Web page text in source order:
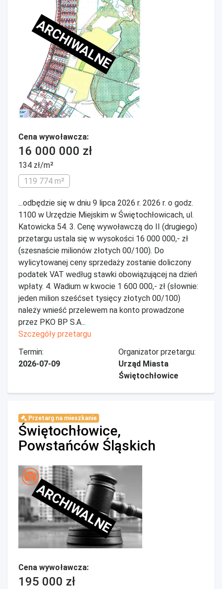
ARCHIWALNE
Cena wywoławcza:
16 000 000 zł
134 zł/m²
119 774 m²
...odbędzie się w dniu 9 lipca 2026 r. 2026 r. o godz.
1100 w Urzędzie Miejskim w Świętochłowicach, ul.
Katowicka 54. 3. Cenę wywoławczą do II (drugiego)
przetargu ustala się w wysokości 16 000 000,- zł
(szesnaście milionów złotych 00/100). Do
wylicytowanej ceny sprzedaży zostanie doliczony
podatek VAT według stawki obowiązującej na dzień
wpłaty. 4. Wadium w kwocie 1 600 000,- zł (słownie:
jeden milion sześćset tysięcy złotych 00/100)
należy wnieść przelewem na konto prowadzone
przez PKO BP S.A...
Szczegóły przetargu
Termin:
2026-07-09
Organizator przetargu:
Urząd Miasta
Świętochłowice
Przetarg na mieszkanie
Świętochłowice,
Powstańców Śląskich
ARCHIWALNE
Cena wywoławcza:
195 000 zł